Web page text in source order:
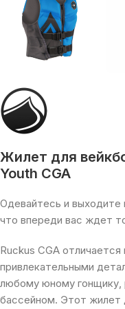
Жилет для
Youth CGA
Одевайтесь и выходите
что впереди вас ждет
Ruckus CGA
привлекательными
любому юному
бассейном. Этот жилет